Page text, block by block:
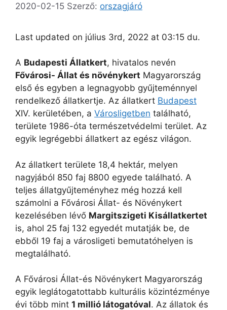
2020-02-15 Szerző: orszagjáró
Last updated on július 3rd, 2022 at 03:15 du.
A Budapesti Állatkert, hivatalos nevén
Fővárosi- Állat és növénykert Magyarország
első és egyben a legnagyobb gyűjteménnyel
rendelkező állatkertje. Az állatkert Budapest
XIV. kerületében, a Városligetben található,
területe 1986-óta természetvédelmi terület. Az
egyik legrégebbi állatkert az egész világon.
Az állatkert területe 18,4 hektár, melyen
nagyjából 850 faj 8800 egyede található. A
teljes állatgyűjteményhez még hozzá kell
számolni a Fővárosi Állat- és Növénykert
kezelésében lévő Margitszigeti Kisállatkertet
is, ahol 25 faj 132 egyedét mutatják be, de
ebből 19 faj a városligeti bemutatóhelyen is
megtalálható.
A Fővárosi Állat-és Növénykert Magyarország
egyik leglátogatottabb kulturális közintézménye
évi több mint 1 millió látogatóval. Az állatok és